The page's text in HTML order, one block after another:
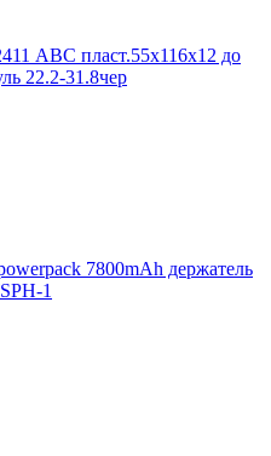
ABC пласт.55х116х12 до
22.2-31.8чер
7800mAh держатель
1